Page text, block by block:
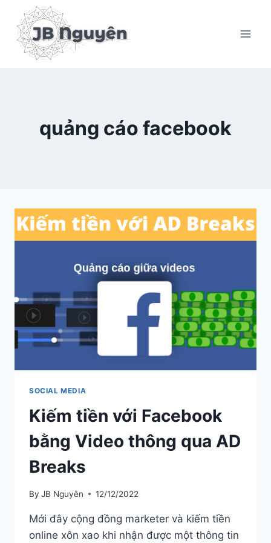
content
quảng cáo facebook
SOCIAL MEDIA
Kiếm tiền với Facebook
bằng Video thông qua AD
Breaks
By JB Nguyên 12/12/2022
Mới đây cộng đồng marketer và kiếm tiền
online xôn xao khi nhận được một thông tin